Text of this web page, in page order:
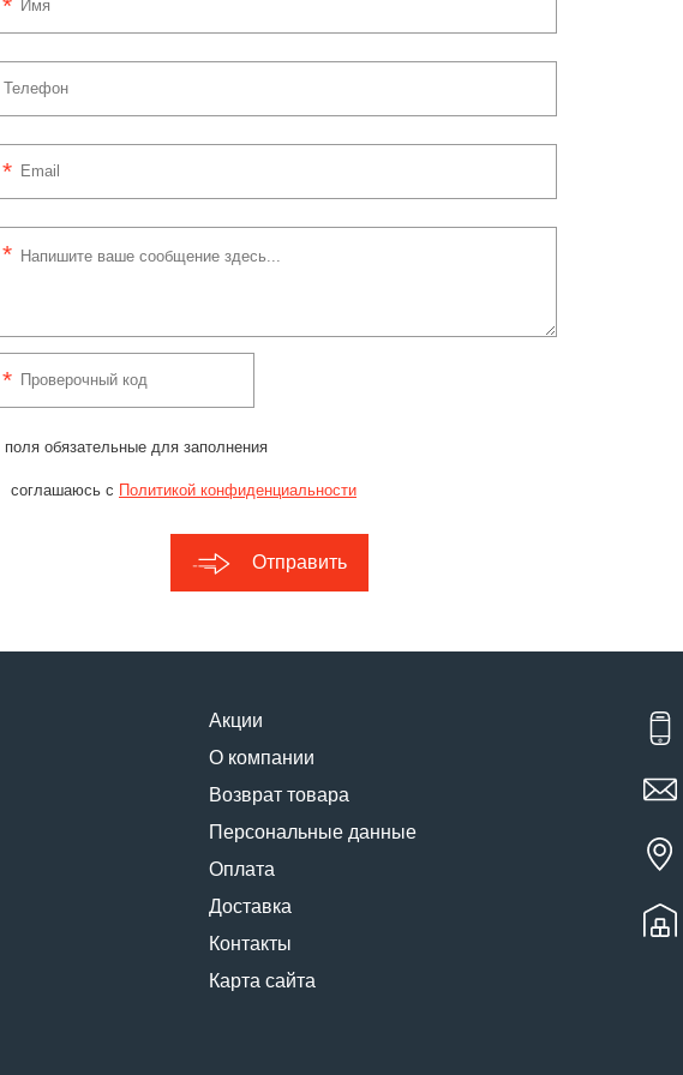
обязательные для заполнения
соглашаюсь с Политикой конфиденциальности
Отправить
Акции
О компании
Возврат товара
Персональные данные
Оплата
Доставка
Контакты
Карта сайта